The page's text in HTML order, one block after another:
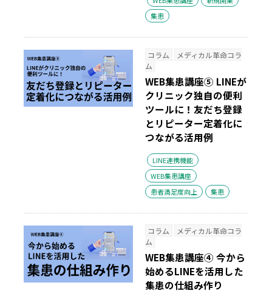
集患
コラム
メディカル革命コラ
ム
WEB集患講座⑤ LINEが
クリニック独自の便利
ツールに！友だち登録
とリピーター定着化に
つながる活用例
LINE連携機能
WEB集患講座
患者満足度向上
集患
コラム
メディカル革命コラ
ム
WEB集患講座④ 今から
始めるLINEを活用した
集患の仕組み作り